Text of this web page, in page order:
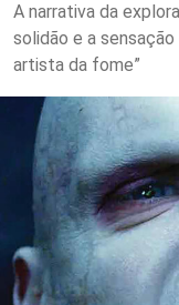
A narrativa da
solidão e a
artista da fome”